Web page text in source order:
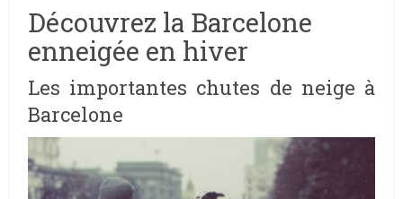
Découvrez la Barcelone
enneigée en hiver
Les importantes chutes de neige à
Barcelone